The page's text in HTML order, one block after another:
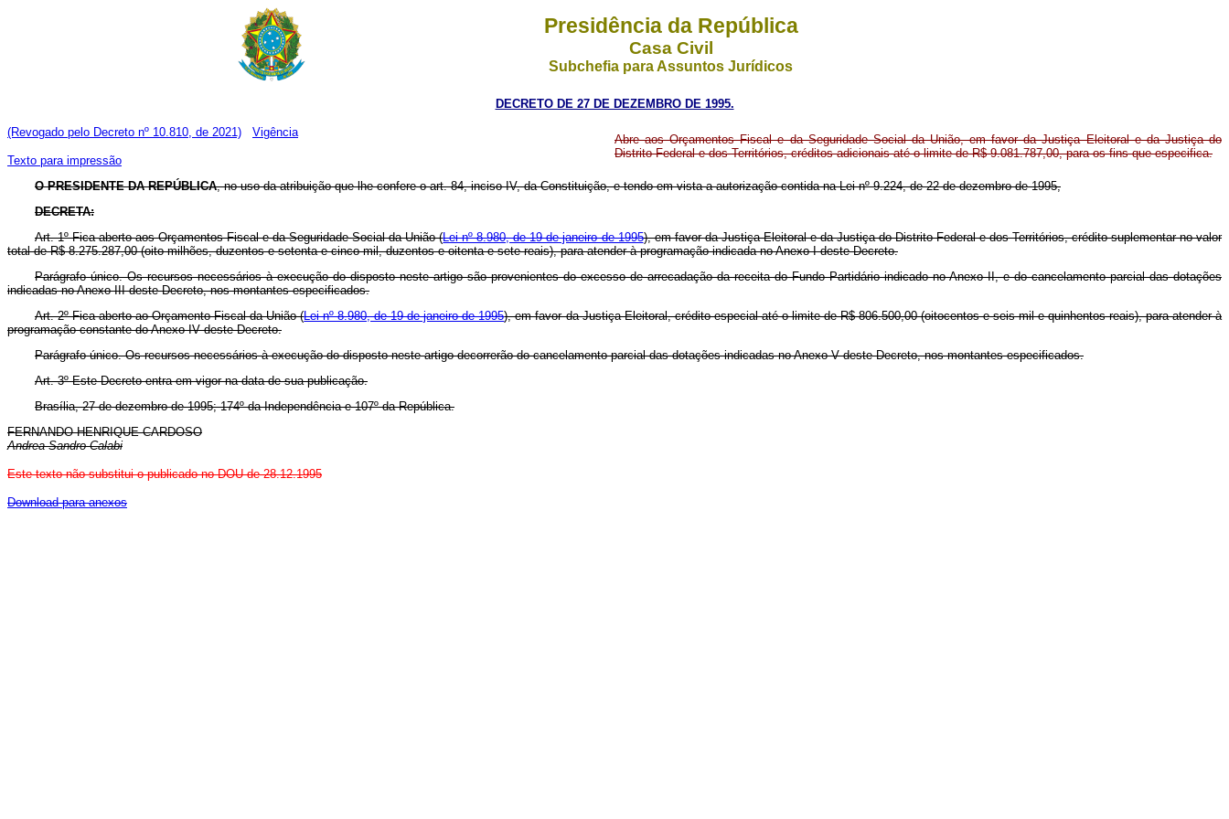
Presidência da República
Casa Civil
Subchefia para Assuntos Jurídicos
DECRETO DE 27 DE DEZEMBRO DE 1995.
(Revogado pelo Decreto nº 10.810, de 2021) Vigência
Texto para impressão
Abre aos Orçamentos Fiscal e da Seguridade Social da União, em favor da Justiça Eleitoral e da Justiça do
Distrito Federal e dos Territórios, créditos adicionais até o limite de R$ 9.081.787,00, para os fins que especifica.
O PRESIDENTE DA REPÚBLICA, no uso da atribuição que lhe confere o art. 84, inciso IV, da Constituição, e tendo em vista a autorização contida na Lei nº 9.224, de 22 de dezembro de 1995,
DECRETA:
Art. 1º Fica aberto aos Orçamentos Fiscal e da Seguridade Social da União (Lei nº 8.980, de 19 de janeiro de 1995), em favor da Justiça Eleitoral e da Justiça do Distrito Federal e dos Territórios, crédito suplementar no valor
total de R$ 8.275.287,00 (oito milhões, duzentos e setenta e cinco mil, duzentos e oitenta e sete reais), para atender à programação indicada no Anexo I deste Decreto.
Parágrafo único. Os recursos necessários à execução do disposto neste artigo são provenientes do excesso de arrecadação da receita do Fundo Partidário indicado no Anexo II, e do cancelamento parcial das dotações
indicadas no Anexo III deste Decreto, nos montantes especificados.
Art. 2º Fica aberto ao Orçamento Fiscal da União (Lei nº 8.980, de 19 de janeiro de 1995), em favor da Justiça Eleitoral, crédito especial até o limite de R$ 806.500,00 (oitocentos e seis mil e quinhentos reais), para atender à
programação constante do Anexo IV deste Decreto.
Parágrafo único. Os recursos necessários à execução do disposto neste artigo decorrerão do cancelamento parcial das dotações indicadas no Anexo V deste Decreto, nos montantes especificados.
Art. 3º Este Decreto entra em vigor na data de sua publicação.
Brasília, 27 de dezembro de 1995; 174º da Independência e 107º da República.
FERNANDO HENRIQUE CARDOSO
Andrea Sandro Calabi
Este texto não substitui o publicado no DOU de 28.12.1995
Download para anexos